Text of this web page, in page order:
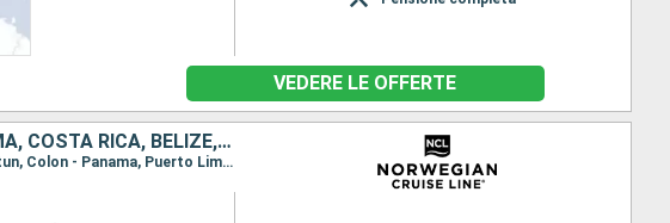
VEDERE LE OFFERTE
STATI UNITI, ISOLE CAYMAN, GIAMAICA, COLOMBIA, PANAMA, COSTA RICA, BELIZE, MESSICO
Itinerario : Miami, Georgetown, Falmouth, Cartagena, Canal Panama - Lac Gatun, Colon - Panama, Puerto Limon, Harvest Caye, Cozumel, Miami